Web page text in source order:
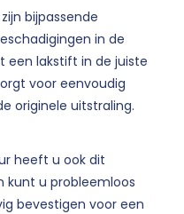
bijpassende
in de
een lakstift in de juiste
voor eenvoudig
originele uitstraling.
heeft u ook dit
kunt u probleemloos
bevestigen voor een